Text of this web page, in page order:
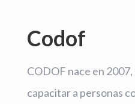
Codof
CODOF nace en
capacitar a personas